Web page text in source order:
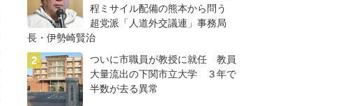
程ミサイル配備の熊本から問う
超党派「人道外交議連」事務局
長・伊勢崎賢治
ついに市職員が教授に就任 教員
大量流出の下関市立大学 ３年で
半数が去る異常